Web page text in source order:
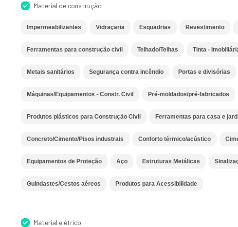
Material de construção
Impermeabilizantes Vidraçaria Esquadrias Revestimento
Ferramentas para construção civil Telhado/Telhas Tinta -
Metais sanitários Segurança contra incêndio Portas e divisórias
Máquinas/Equipamentos - Constr. Civil Pré-moldados/pré-fabricados
Produtos plásticos para Construção Civil Ferramentas para casa e
Concreto/Cimento/Pisos industrais Conforto térmico/acústico
Equipamentos de Proteção Aço Estruturas Metálicas
Guindastes/Cestos aéreos Produtos para Acessibilidade
Material elétrico